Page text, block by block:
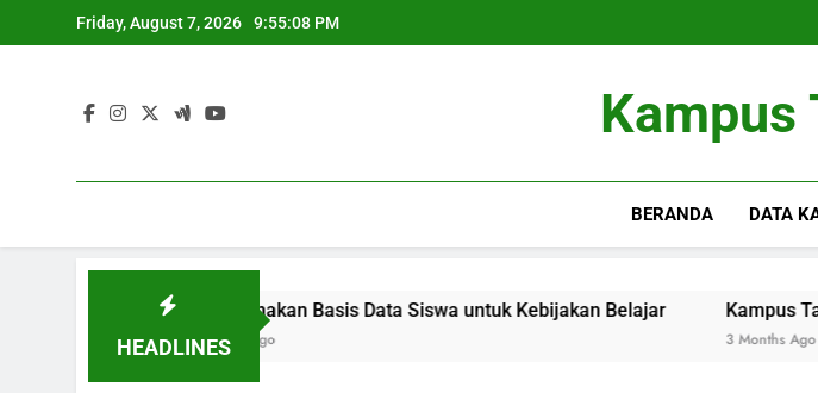
to
Friday, August 7, 2026 9:55:09 PM
Kampus
BERANDA DATA
HEADLINES
Menggunakan Basis Data Siswa untuk Kebijakan Belajar
3 Months Ago
Kampus Taman: